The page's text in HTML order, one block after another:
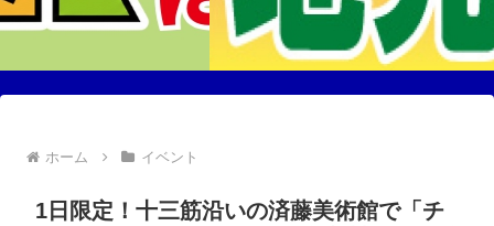
ホーム イベント
1日限定！十三筋沿いの済藤美術館で「チ